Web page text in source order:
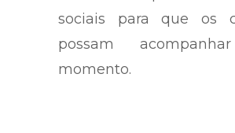
sociais para que os
possam
momento.